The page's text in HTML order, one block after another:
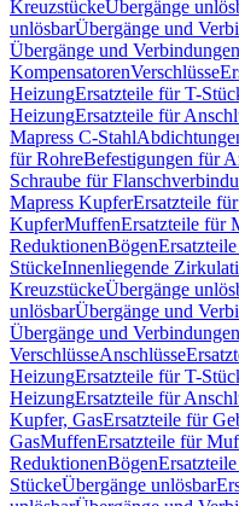
KreuzstückeÜbergänge
unlösbarÜbergänge und
Übergänge und
KompensatorenVerschlüsse
HeizungErsatzteile für T-
HeizungErsatzteile für
Mapress C-Stahl
für RohreBefestigungen für
Schraube für
Mapress KupferErsatzteile
KupferMuffenErsatzteile für
ReduktionenBögen
StückeInnenliegende
KreuzstückeÜbergänge
unlösbarÜbergänge und
Übergänge und
VerschlüsseAnschlüsse
HeizungErsatzteile für T-
HeizungErsatzteile für
Kupfer, GasErsatzteile für
GasMuffenErsatzteile für
ReduktionenBögen
StückeÜbergänge unlösbar